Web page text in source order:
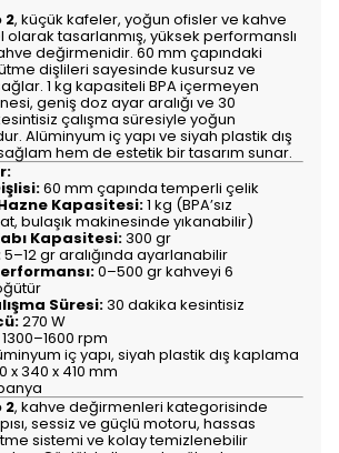
2, küçük kafeler, yoğun ofisler ve kahve
olarak tasarlanmış, yüksek performanslı
değirmenidir. 60 mm çapındaki
dişlileri sayesinde kusursuz ve
1 kg kapasiteli BPA içermeyen
geniş doz ayar aralığı ve 30
çalışma süresiyle yoğun
Alüminyum iç yapı ve siyah plastik dış
hem de estetik bir tasarım sunar.
60 mm çapında temperli çelik
Kapasitesi:1 kg (BPA’sız
bulaşık makinesinde yıkanabilir)
Kapasitesi:300 gr
5–12 gr aralığında ayarlanabilir
0–500 gr kahveyi 6
Süresi:30 dakika kesintisiz
270 W
1300–1600 rpm
iç yapı, siyah plastik dış kaplama
x 340 x 410 mm
2, kahve değirmenleri kategorisinde
sessiz ve güçlü motoru, hassas
sistemi ve kolay temizlenebilir